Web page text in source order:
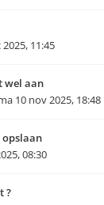
11:45
wel aan
10 nov 2025, 18:48
opslaan
08:30
?